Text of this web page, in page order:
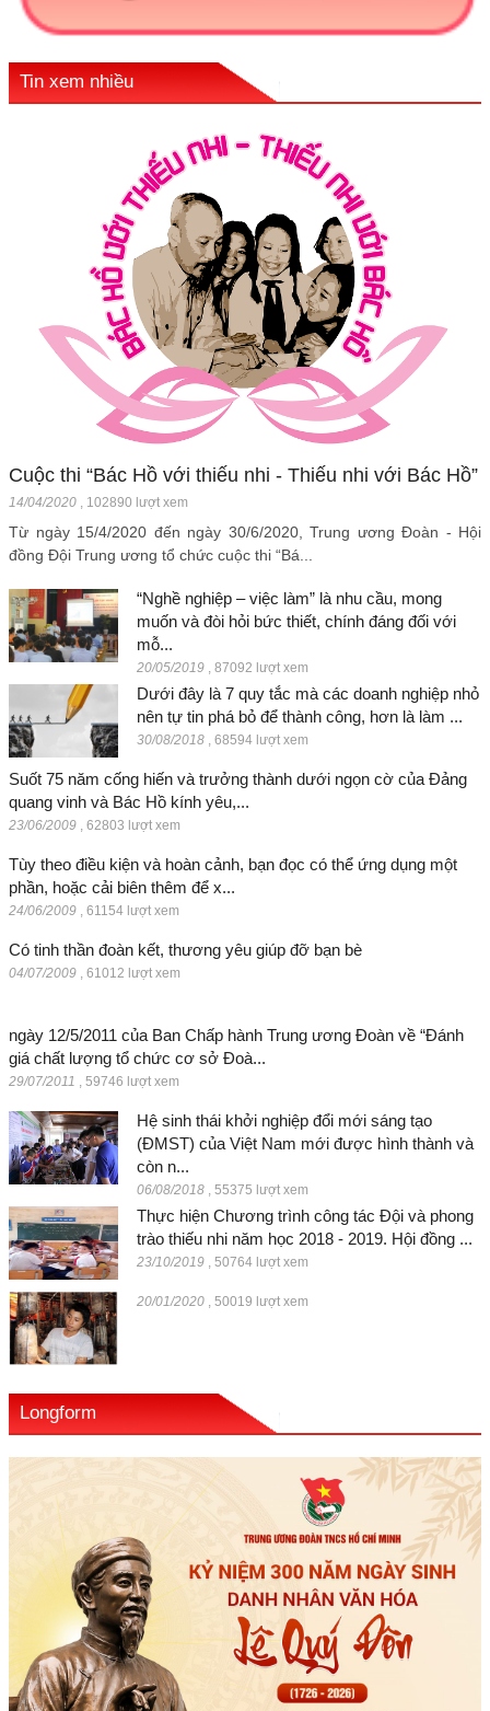
Tin xem nhiều
Cuộc thi “Bác Hồ với thiếu nhi - Thiếu nhi với Bác Hồ”
14/04/2020 102890 lượt xem
Từ ngày 15/4/2020 đến ngày 30/6/2020, Trung ương Đoàn - Hội
đồng Đội Trung ương tổ chức cuộc thi “Bá...
“Nghề nghiệp – việc làm” là nhu cầu, mong
muốn và đòi hỏi bức thiết, chính đáng đối với
mỗ...
20/05/2019 87092 lượt xem
Dưới đây là 7 quy tắc mà các doanh nghiệp nhỏ
nên tự tin phá bỏ để thành công, hơn là làm ...
30/08/2018 68594 lượt xem
Suốt 75 năm cống hiến và trưởng thành dưới ngọn cờ của Đảng
quang vinh và Bác Hồ kính yêu,...
23/06/2009 62803 lượt xem
Tùy theo điều kiện và hoàn cảnh, bạn đọc có thể ứng dụng một
phần, hoặc cải biên thêm để x...
24/06/2009 61154 lượt xem
Có tinh thần đoàn kết, thương yêu giúp đỡ bạn bè
04/07/2009 61012 lượt xem
ngày 12/5/2011 của Ban Chấp hành Trung ương Đoàn về “Đánh
giá chất lượng tổ chức cơ sở Đoà...
29/07/2011 59746 lượt xem
Hệ sinh thái khởi nghiệp đổi mới sáng tạo
(ĐMST) của Việt Nam mới được hình thành và
còn n...
06/08/2018 55375 lượt xem
Thực hiện Chương trình công tác Đội và phong
trào thiếu nhi năm học 2018 - 2019. Hội đồng ...
23/10/2019 50764 lượt xem
20/01/2020 50019 lượt xem
Longform